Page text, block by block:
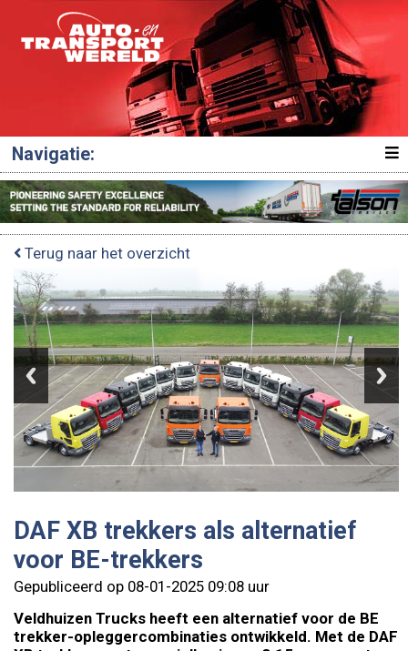
Navigatie:
Terug naar het overzicht
DAF XB trekkers als alternatief
voor BE-trekkers
Gepubliceerd op 08-01-2025 09:08 uur
Veldhuizen Trucks heeft een alternatief voor de BE
trekker-opleggercombinaties ontwikkeld. Met de DAF